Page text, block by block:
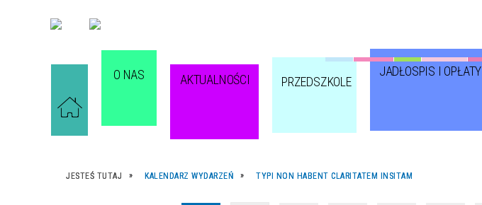
O NAS AKTUALNOŚCI PRZEDSZKOLE
JADŁOSPIS I OPŁATY
JESTEŚ TUTAJ KALENDARZ WYDARZEŃ TYPI NON HABENT CLARITATEM INSITAM